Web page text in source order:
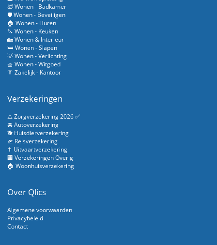
🛀 Wonen - Badkamer
🛡️ Wonen - Beveiligen
🏠 Wonen - Huren
🔪 Wonen - Keuken
🏡 Wonen & Interieur
🛏️ Wonen - Slapen
💡 Wonen - Verlichting
🧺 Wonen - Witgoed
👔 Zakelijk - Kantoor
Verzekeringen
⚠️ Zorgverzekering 2026 ✅
🚘 Autoverzekering
🐕 Huisdierverzekering
🛫 Reisverzekering
✝️ Uitvaartverzekering
🏢 Verzekeringen Overig
🏠 Woonhuisverzekering
Over Qlics
Algemene voorwaarden
Privacybeleid
Contact